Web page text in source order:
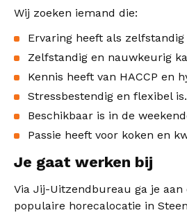
Wij zoeken iemand die:
Ervaring heeft als
Zelfstandig en nauwkeurig
Kennis heeft van HACCP en
Stressbestendig en flexibel is.
Beschikbaar is in de
Passie heeft voor koken en
Je gaat werken bij
Via Jij-Uitzendbureau ga je aan
populaire horecalocatie in